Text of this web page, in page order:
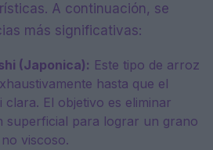
A continuación, se
más significativas:
(Japonica): Este tipo de arroz
hasta que el
clara. El objetivo es eliminar
superficial para lograr un grano
viscoso.